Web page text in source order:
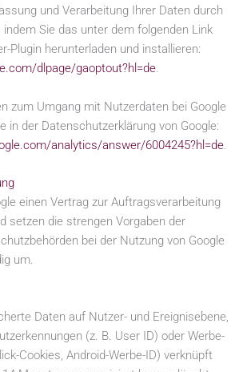
und Verarbeitung Ihrer Daten durch
indem Sie das unter dem folgenden Link
Plugin herunterladen und installieren:
dlpage/gaoptout?hl=de.
zum Umgang mit Nutzerdaten bei Google
in der Datenschutzerklärung von Google:
analytics/answer/6004245?hl=de
einen Vertrag zur Auftragsverarbeitung
setzen die strengen Vorgaben der
bei der Nutzung von Google
um.
Daten auf Nutzer- und Ereignisebene,
(z. B. User ID) oder Werbe-
Cookies, Android-Werbe-ID) verknüpft